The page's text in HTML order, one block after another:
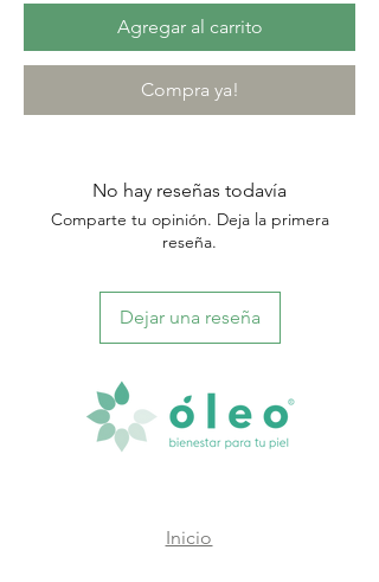
Agregar al carrito
Compra ya!
No hay reseñas todavía
Comparte tu opinión. Deja la primera
reseña.
Dejar una reseña
Inicio